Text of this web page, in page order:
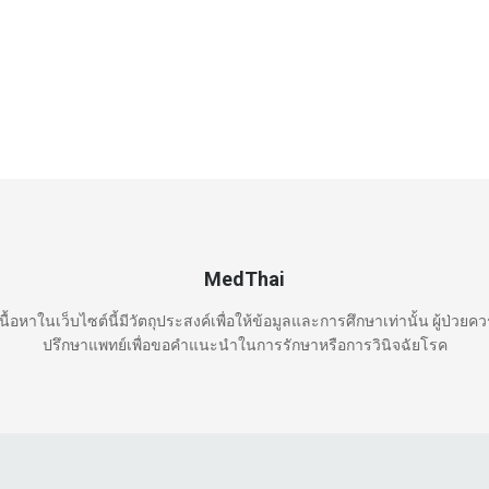
MedThai
อหาในเว็บไซต์นี้มีวัตถุประสงค์เพื่อให้ข้อมูลและการศึกษาเท่านั้น ผู้ป่วยค
ปรึกษาแพทย์เพื่อขอคำแนะนำในการรักษาหรือการวินิจฉัยโรค